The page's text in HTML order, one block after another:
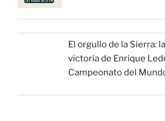
El orgullo de la Sierra:
victoria de Enrique
Campeonato del